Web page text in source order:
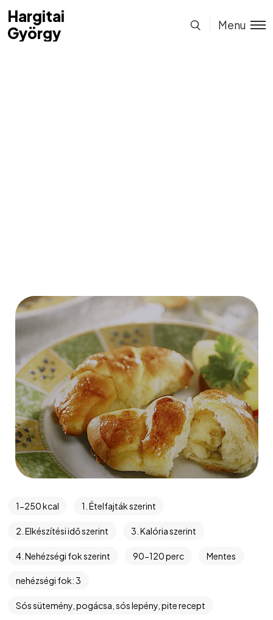
Hargitai
György
Hargitai
György
Menu
1-250 kcal 1. Ételfajták szerint
2. Elkészítési idő szerint 3. Kalória szerint
4. Nehézségi fok szerint 90-120 perc Mentes
nehézségi fok: 3
Sós sütemény, pogácsa, sós lepény, pite recept